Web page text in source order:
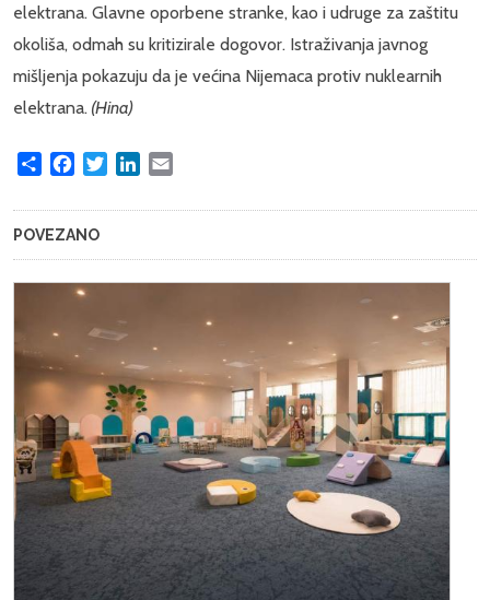
elektrana. Glavne oporbene stranke, kao i udruge za zaštitu
okoliša, odmah su kritizirale dogovor. Istraživanja javnog
mišljenja pokazuju da je većina Nijemaca protiv nuklearnih
elektrana. (Hina)
Share FacebookTwitterLinkedIn
POVEZANO